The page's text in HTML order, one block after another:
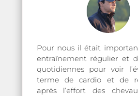
Pour nous il était
entraînement régulier et
quotidiennes pour voir
terme de cardio et de
après l’effort des